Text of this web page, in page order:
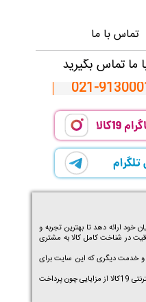
تماس با ما
ما تماس بگیرید
021-
ارائه دهد تا بهترین تجربه و
در شناخت کامل کالا به مشتری
است و خدمت دیگری که این سایت برای
را همواره ارائه می‌دهد. با فروشگاه اینترنتی 19کالا از مزایایی چون پرداخت